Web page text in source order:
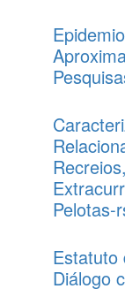
Pelotas-
Estatuto
Diálogo